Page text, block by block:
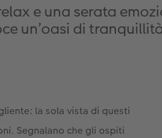
e una serata
un’oasi di
la sola vista di questi
Segnalano che gli ospiti